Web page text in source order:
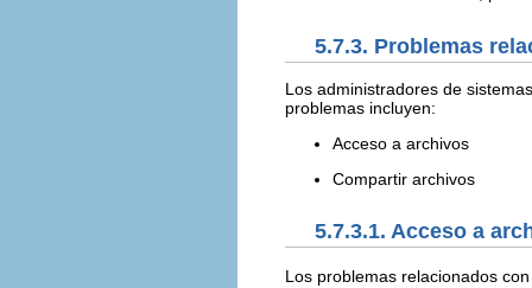
5.7.3. Problemas
Los administradores de
problemas incluyen:
Acceso a archivos
Compartir archivos
5.7.3.1. Acceso a
Los problemas relacionados